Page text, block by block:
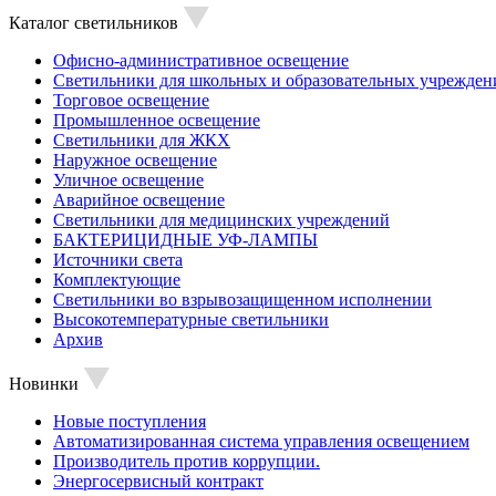
Каталог светильников
Офисно-административное освещение
Светильники для школьных и образовательных
Торговое освещение
Промышленное освещение
Светильники для ЖКХ
Наружное освещение
Уличное освещение
Аварийное освещение
Светильники для медицинских учреждений
БАКТЕРИЦИДНЫЕ УФ-ЛАМПЫ
Источники света
Комплектующие
Светильники во взрывозащищенном исполнении
Высокотемпературные светильники
Архив
Новинки
Новые поступления
Автоматизированная система управления освещением
Производитель против коррупции.
Энергосервисный контракт